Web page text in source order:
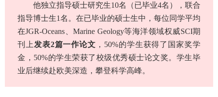
他独立指导硕士研究生10名（已毕业4名），联合
指导博士生1名。在已毕业的硕士生中，每位同学平均
在JGR-Oceans、Marine Geology等海洋领域权威SCI期
刊上发表2篇一作论文 ，50%的学生获得了国家奖学
金，50%的学生荣获了校级优秀硕士论文奖。学生毕
业后继续赴欧美深造，攀登科学高峰。